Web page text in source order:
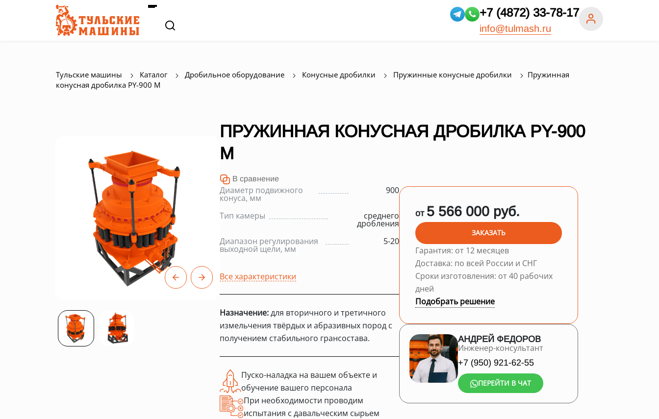
+7 (4872) 33-78-17
info@tulmash.ru
Тульские машины Каталог Дробильное оборудование Конусные дробилки Пружинные конусные дробилки
Пружинная
конусная дробилка PY-900 M
ПРУЖИННАЯ КОНУСНАЯ ДРОБИЛКА PY-900
M
В сравнение
Диаметр подвижного
конуса, мм
900
Тип камеры среднего
дробления
Диапазон регулирования
выходной щели, мм
5-20
Все характеристики
Назначение:для вторичного и третичного
измельчения твёрдых и абразивных пород с
получением стабильного грансостава.
Пуско-наладка на вашем объекте и
обучение вашего персонала
При необходимости проводим
испытания с давальческим сырьем
от 5 566 000 руб.
ЗАКАЗАТЬ
Гарантия: от 12 месяцев
Доставка: по всей России и СНГ
Сроки изготовления: от 40 рабочих
дней
Подобрать решение
АНДРЕЙ ФЕДОРОВ
Инженер-консультант
+7 (950) 921-62-55
ПЕРЕЙТИ В ЧАТ